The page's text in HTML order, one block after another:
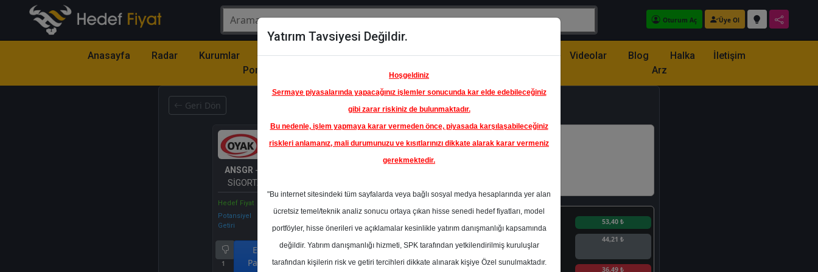
Oturum Aç Üye Ol
Anasayfa Radar Kurumlar
Model
Portföy
Hisse
Öne
Çıkanlar
Raporlar Partnerlerimiz Videolar Blog
Halka
Arz
İletişim
Geri Dön
ANSGR - ANADOLU
SİGORTA ŞİRKETİ
Hedef Fiyat
Potansiyel
Getiri
%0.00
1
End.
Paralel
10
En Yüksek Tahmin 53,40 ₺
Ortalama Fiyat
Tahmini
44,21 ₺
36,49 ₺
Yatırım Tavsiyesi Değildir.
Hoşgeldiniz
Sermaye piyasalarında yapacağınız işlemler sonucunda kar elde edebileceğiniz
gibi zarar riskiniz de bulunmaktadır.
Bu nedenle, işlem yapmaya karar vermeden önce, piyasada karşılaşabileceğiniz
riskleri anlamanız, mali durumunuzu ve kısıtlarınızı dikkate alarak karar vermeniz
gerekmektedir.
"Bu internet sitesindeki tüm sayfalarda veya bağlı sosyal medya hesaplarında yer alan
ücretsiz temel/teknik analiz sonucu ortaya çıkan hisse senedi hedef fiyatları, model
portföyler, hisse önerileri ve açıklamalar kesinlikle yatırım danışmanlığı kapsamında
değildir. Yatırım danışmanlığı hizmeti, SPK tarafından yetkilendirilmiş kuruluşlar
tarafından kişilerin risk ve getiri tercihleri dikkate alınarak kişiye Özel sunulmaktadır.